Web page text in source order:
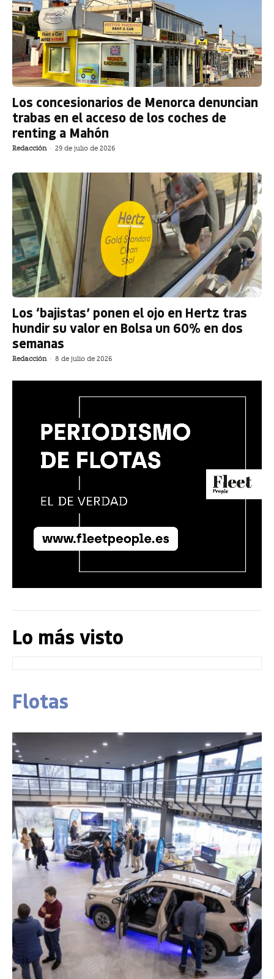
Los concesionarios de Menorca denuncian
trabas en el acceso de los coches de
renting a Mahón
Redacción - 29 de julio de 2026
Los ‘bajistas’ ponen el ojo en Hertz tras
hundir su valor en Bolsa un 60% en dos
semanas
Redacción - 8 de julio de 2026
Lo más visto
Flotas